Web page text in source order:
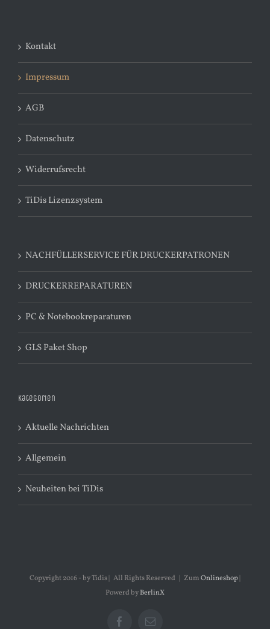
Kontakt
Impressum
AGB
Datenschutz
Widerrufsrecht
TiDis Lizenzsystem
NACHFÜLLERSERVICE FÜR DRUCKERPATRONEN
DRUCKERREPARATUREN
PC & Notebookreparaturen
GLS Paket Shop
Kategorien
Aktuelle Nachrichten
Allgemein
Neuheiten bei TiDis
Copyright 2016 - by Tidis | All Rights Reserved | ZumOnlineshop
Powerd byBerlinX
Facebook
E-